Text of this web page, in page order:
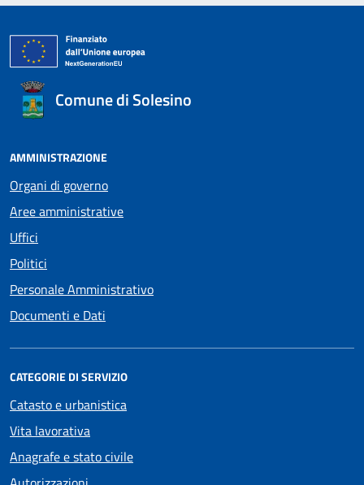
Comune di Solesino
AMMINISTRAZIONE
Organi di governo
Aree amministrative
Uffici
Politici
Personale Amministrativo
Documenti e Dati
CATEGORIE DI SERVIZIO
Catasto e urbanistica
Vita lavorativa
Anagrafe e stato civile